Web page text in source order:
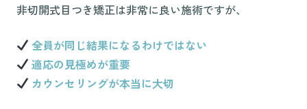
非切開式目つき矯正は非常に良い施術ですが、
全員が同じ結果になるわけではない
適応の見極めが重要
カウンセリングが本当に大切